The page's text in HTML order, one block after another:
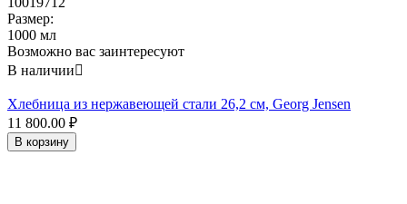
Размер:
1000 мл
Возможно вас заинтересуют
В наличии
Хлебница из нержавеющей стали 26,2 см, Georg Jensen
11 800.00 ₽
В корзину